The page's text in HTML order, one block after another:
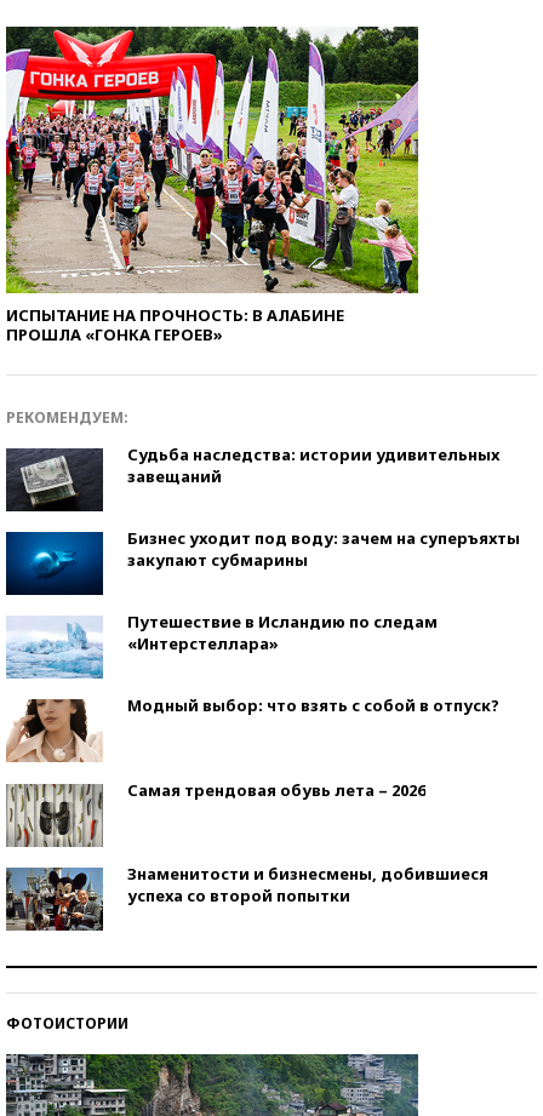
ИСПЫТАНИЕ НА ПРОЧНОСТЬ: В АЛАБИНЕ
ПРОШЛА «ГОНКА ГЕРОЕВ»
РЕКОМЕНДУЕМ:
Судьба наследства: истории удивительных
завещаний
Бизнес уходит под воду: зачем на суперъяхты
закупают субмарины
Путешествие в Исландию по следам
«Интерстеллара»
Модный выбор: что взять с собой в отпуск?
Самая трендовая обувь лета – 2026
Знаменитости и бизнесмены, добившиеся
успеха со второй попытки
ФОТОИСТОРИИ